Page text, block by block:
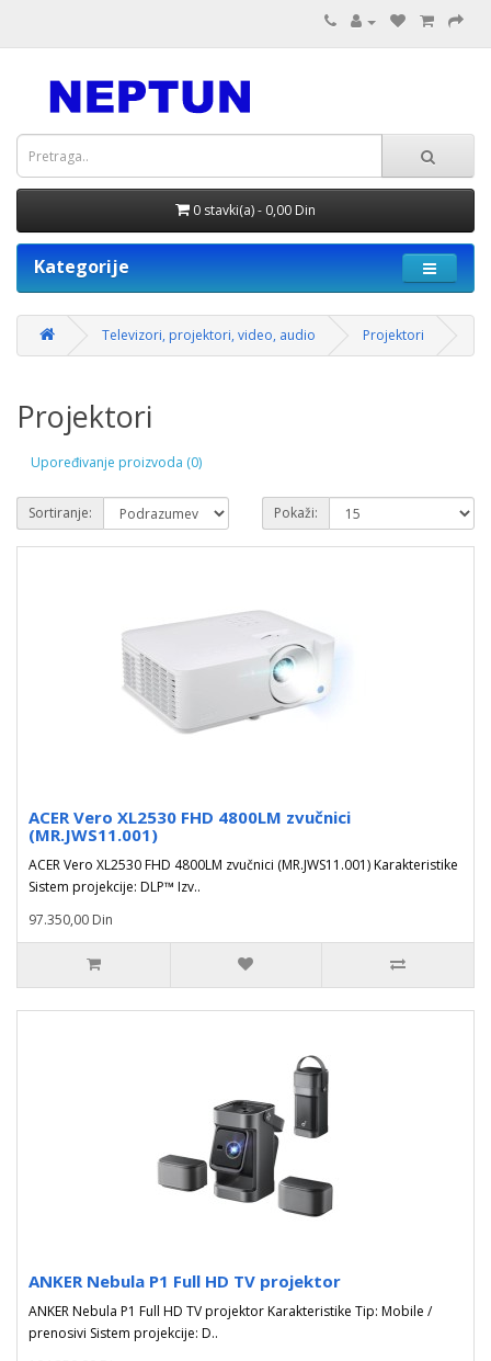
0 stavki(a) - 0,00 Din
Kategorije
Televizori, projektori, video, audio Projektori
Projektori
Upoređivanje proizvoda (0)
Sortiranje: Pokaži:
ACER Vero XL2530 FHD 4800LM zvučnici
(MR.JWS11.001)
ACER Vero XL2530 FHD 4800LM zvučnici (MR.JWS11.001) Karakteristike
Sistem projekcije: DLP™ Izv..
97.350,00 Din
ANKER Nebula P1 Full HD TV projektor
ANKER Nebula P1 Full HD TV projektor Karakteristike Tip: Mobile /
prenosivi Sistem projekcije: D..